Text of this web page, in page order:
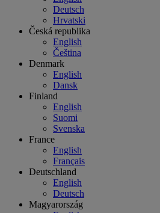
Deutsch
Hrvatski
Česká republika
English
Čeština
Denmark
English
Dansk
Finland
English
Suomi
Svenska
France
English
Français
Deutschland
English
Deutsch
Magyarország